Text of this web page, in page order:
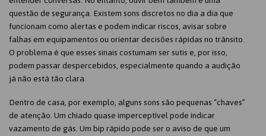
questão de segurança. Existem sons discretos no dia a dia que
funcionam como alertas e podem indicar riscos, avisar sobre
falhas em equipamentos ou orientar decisões rápidas no trânsito.
O problema é que esses sinais costumam ser sutis e, por isso,
podem passar despercebidos, especialmente quando a audição
já não está tão clara.
Dentro de casa, por exemplo, alguns sons são pequenas “chaves”
de atenção. Um chiado quase imperceptível pode indicar
vazamento de gás. Um bip rápido pode ser o aviso de que um